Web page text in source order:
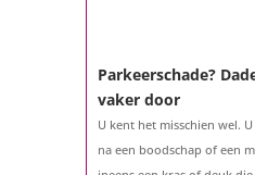
Parkeerschade?
vaker door
U kent het misschien wel.
na een boodschap of een